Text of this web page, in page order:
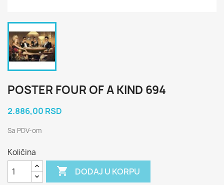
POSTER FOUR OF A KIND 694
2.886,00 RSD
Sa PDV-om
Količina
 DODAJ U KORPU